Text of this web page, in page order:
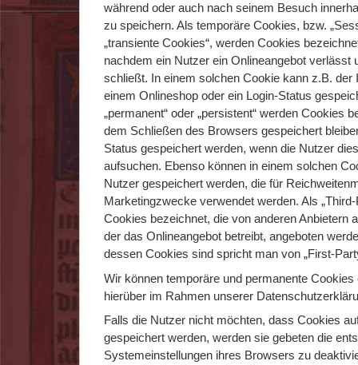
während oder auch nach seinem Besuch
zu speichern. Als temporäre Cookies, bzw.
„transiente Cookies“, werden Cookies
nachdem ein Nutzer ein Onlineangebot verlässt
schließt. In einem solchen Cookie kann z.B. der
einem Onlineshop oder ein Login-Status
„permanent“ oder „persistent“ werden Cookies
dem Schließen des Browsers gespeichert
Status gespeichert werden, wenn die Nutzer
aufsuchen. Ebenso können in einem solchen
Nutzer gespeichert werden, die für
Marketingzwecke verwendet werden. Als
Cookies bezeichnet, die von anderen Anbietern
der das Onlineangebot betreibt, angeboten
dessen Cookies sind spricht man von „First-
Wir können temporäre und permanente
hierüber im Rahmen unserer
Falls die Nutzer nicht möchten, dass Cookies
gespeichert werden, werden sie gebeten die
Systemeinstellungen ihres Browsers zu